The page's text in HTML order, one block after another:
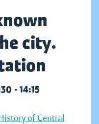
city.
- 14:15
of Central